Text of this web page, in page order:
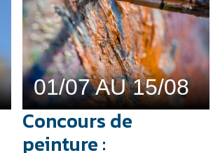
01/07 AU 15/08
Concours de
peinture :